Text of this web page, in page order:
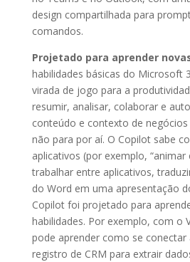
design compartilhada para
comandos.
Projetado para aprender
habilidades básicas do Microsoft
virada de jogo para a
resumir, analisar, colaborar e
conteúdo e contexto de
não para por aí. O Copilot sabe
aplicativos (por exemplo, “animar
trabalhar entre aplicativos,
do Word em uma apresentação
Copilot foi projetado para
habilidades. Por exemplo, com o
pode aprender como se conectar
registro de CRM para extrair